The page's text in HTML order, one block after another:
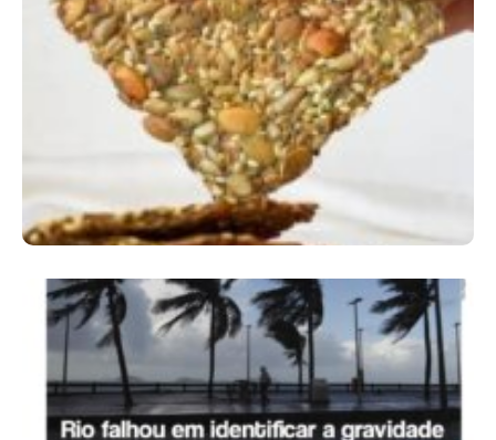
Comer Bem: Cracker De Sementes
Ano X – Número 366 01 A 07 De Agosto De
2026